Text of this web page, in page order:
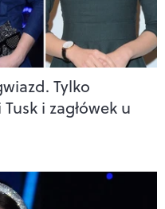
Tylko
i zagłówek u